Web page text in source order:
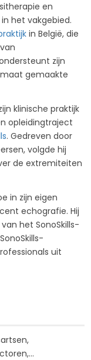
en
het vakgebied.
in België, die
zijn
gemaakte
klinische praktijk
opleidingtraject
. Gedreven door
volgde hij
de extremiteiten
in zijn eigen
echografie. Hij
het SonoSkills-
uit